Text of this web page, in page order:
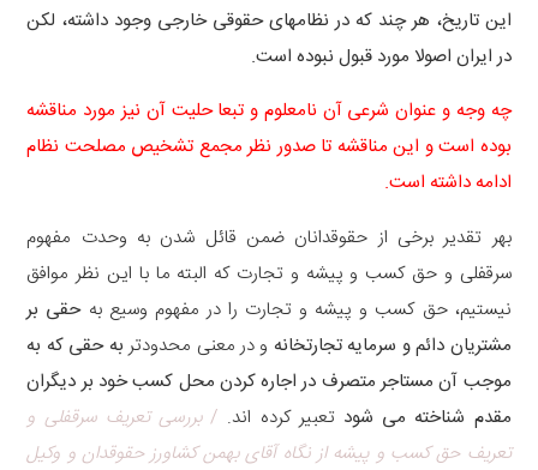
این تاریخ، هر چند که در نظامهای حقوقی خارجی وجود داشته، لکن
در ایران اصولا مورد قبول نبوده است.
چه وجه و عنوان شرعی آن نامعلوم و تبعا حلیت آن نیز مورد مناقشه
بوده است و این مناقشه تا صدور نظر مجمع تشخیص مصلحت نظام
ادامه داشته است.
بهر تقدیر برخی از حقوقدانان ضمن قائل شدن به وحدت مفهوم
سرقفلی و حق کسب و پیشه و تجارت که البته ما با این نظر موافق
نیستیم، حق کسب و پیشه و تجارت را در مفهوم وسیع بهحقی بر
مشتریان دائم و سرمایه تجارتخانه و در معنی محدودتر به حقی که به
موجب آن مستاجر متصرف در اجاره کردن محل کسب خود بر دیگران
مقدم شناخته می شود تعبیر کرده اند. /بررسی تعریف سرقفلی و
تعریف حق کسب و پیشه از نگاه آقای بهمن کشاورز حقوقدان و وکیل